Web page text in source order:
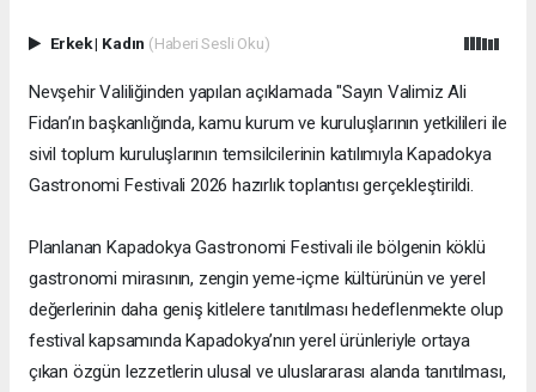
Erkek| Kadın (Haberi Sesli Oku)
Nevşehir Valiliğinden yapılan açıklamada "Sayın Valimiz Ali
Fidan’ın başkanlığında, kamu kurum ve kuruluşlarının yetkilileri ile
sivil toplum kuruluşlarının temsilcilerinin katılımıyla Kapadokya
Gastronomi Festivali 2026 hazırlık toplantısı gerçekleştirildi.
Planlanan Kapadokya Gastronomi Festivali ile bölgenin köklü
gastronomi mirasının, zengin yeme-içme kültürünün ve yerel
değerlerinin daha geniş kitlelere tanıtılması hedeflenmekte olup
festival kapsamında Kapadokya’nın yerel ürünleriyle ortaya
çıkan özgün lezzetlerin ulusal ve uluslararası alanda tanıtılması,